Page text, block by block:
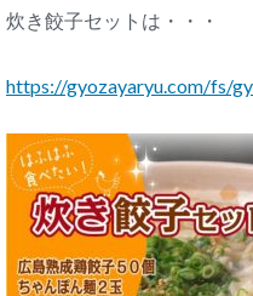
炊き餃子セットは・・・
https://gyozayaryu.com/fs/